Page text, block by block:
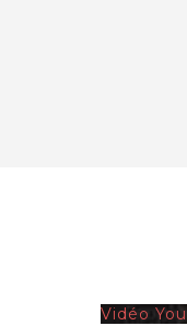
Vidéo